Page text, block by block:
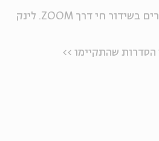
ההרשמה לצפייה בשיעורים בשידור חי דרך ZOOM. לינק